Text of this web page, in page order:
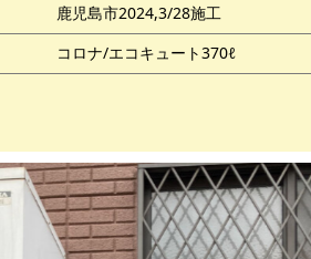
鹿児島市2024,3/28施工
コロナ/エコキュート370ℓ